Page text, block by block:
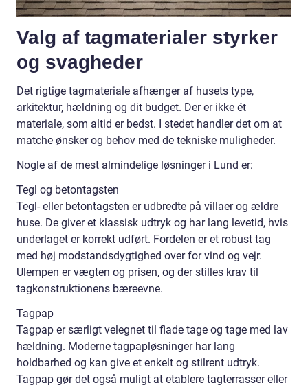
Valg af tagmaterialer styrker
og svagheder
Det rigtige tagmateriale afhænger af husets type,
arkitektur, hældning og dit budget. Der er ikke ét
materiale, som altid er bedst. I stedet handler det om at
matche ønsker og behov med de tekniske muligheder.
Nogle af de mest almindelige løsninger i Lund er:
Tegl og betontagsten
Tegl- eller betontagsten er udbredte på villaer og ældre
huse. De giver et klassisk udtryk og har lang levetid, hvis
underlaget er korrekt udført. Fordelen er et robust tag
med høj modstandsdygtighed over for vind og vejr.
Ulempen er vægten og prisen, og der stilles krav til
tagkonstruktionens bæreevne.
Tagpap
Tagpap er særligt velegnet til flade tage og tage med lav
hældning. Moderne tagpapløsninger har lang
holdbarhed og kan give et enkelt og stilrent udtryk.
Tagpap gør det også muligt at etablere tagterrasser eller